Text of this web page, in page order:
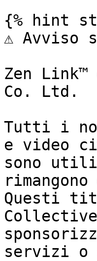
{% hint
⚠️ Avviso
Zen
Co. Ltd.
Tutti i
e video
sono
Questi
servizi o